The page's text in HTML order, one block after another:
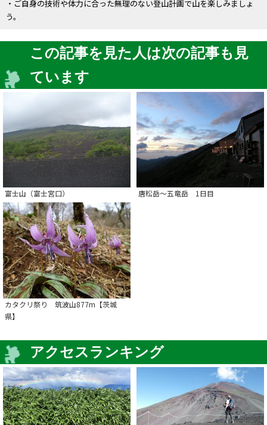
・ご自身の技術や体力に合った無理のない登山計画で山を楽しみましょ
う。
この記事を見た人は次の記事も見
ています
富士山（富士宮口） 唐松岳～五竜岳 1日目
カタクリ祭り 筑波山877m【茨城
県】
アクセスランキング